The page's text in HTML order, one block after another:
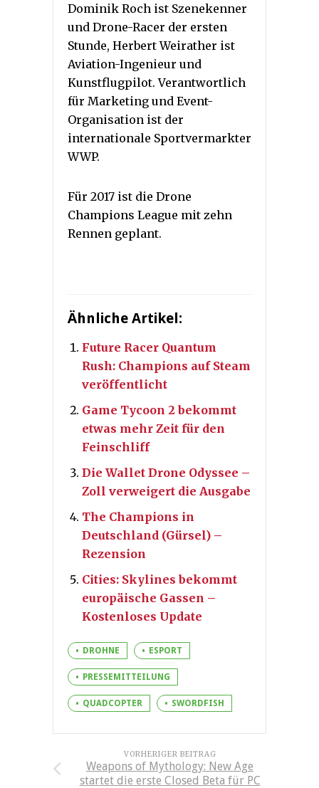
Dominik Roch ist Szenekenner
und Drone-Racer der ersten
Stunde, Herbert Weirather ist
Aviation-Ingenieur und
Kunstflugpilot. Verantwortlich
für Marketing und Event-
Organisation ist der
internationale Sportvermarkter
WWP.
Für 2017 ist die Drone
Champions League mit zehn
Rennen geplant.
Ähnliche Artikel:
Future Racer Quantum
Rush: Champions auf Steam
veröffentlicht
Game Tycoon 2 bekommt
etwas mehr Zeit für den
Feinschliff
Die Wallet Drone Odyssee –
Zoll verweigert die Ausgabe
The Champions in
Deutschland (Gürsel) –
Rezension
Cities: Skylines bekommt
europäische Gassen –
Kostenloses Update
DROHNE ESPORT
PRESSEMITTEILUNG
QUADCOPTER SWORDFISH
VORHERIGER BEITRAG
Weapons of Mythology: New Age
startet die erste Closed Beta für PC